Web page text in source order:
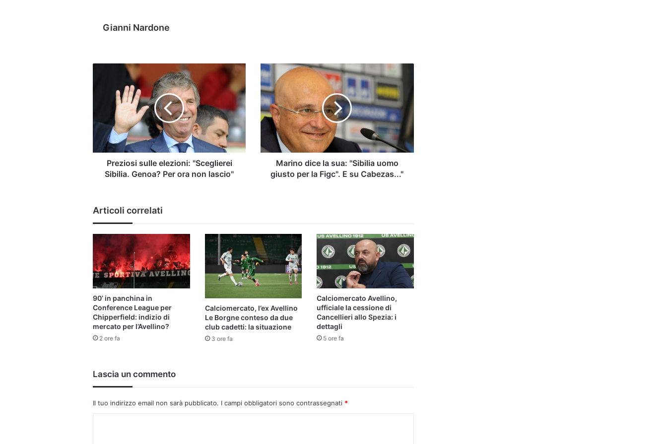
Gianni Nardone
elezioni:
"Sceglierei
Genoa?
ora
non
lascio"Preziosi sulle elezioni: "Sceglierei
Sibilia. Genoa? Per ora non lascio"
Marino
dice
la
sua:
"Sibilia
uomo
giusto
la
Figc".Marino dice la sua: "Sibilia uomo
giusto per la Figc". E su Cabezas..."
Articoli correlati
90’ in panchina in
Conference League per
Chipperfield: indizio di
mercato per l’Avellino?
2 ore fa
Calciomercato, l’ex Avellino
Le Borgne conteso da due
club cadetti: la situazione
3 ore fa
Calciomercato Avellino,
ufficiale la cessione di
Cancellieri allo Spezia: i
dettagli
5 ore fa
Lascia un commento
Il tuo indirizzo email non sarà pubblicato. I campi obbligatori sono contrassegnati *